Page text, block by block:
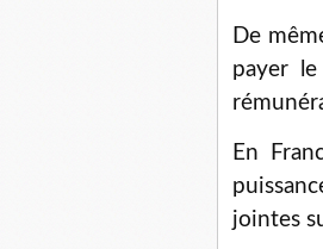
De
payer
En
jointes